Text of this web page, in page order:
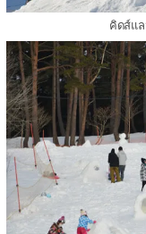
คิดส์แ